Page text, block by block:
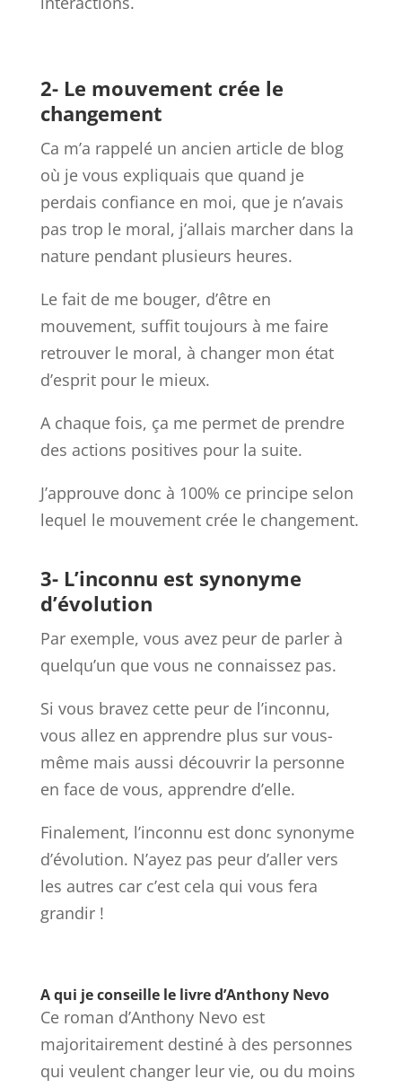
2- Le mouvement crée le
changement
Ca m’a rappelé un ancien article de blog
où je vous expliquais que quand je
perdais confiance en moi, que je n’avais
pas trop le moral, j’allais marcher dans la
nature pendant plusieurs heures.
Le fait de me bouger, d’être en
mouvement, suffit toujours à me faire
retrouver le moral, à changer mon état
d’esprit pour le mieux.
A chaque fois, ça me permet de prendre
des actions positives pour la suite.
J’approuve donc à 100% ce principe selon
lequel le mouvement crée le changement.
3- L’inconnu est synonyme
d’évolution
Par exemple, vous avez peur de parler à
quelqu’un que vous ne connaissez pas.
Si vous bravez cette peur de l’inconnu,
vous allez en apprendre plus sur vous-
même mais aussi découvrir la personne
en face de vous, apprendre d’elle.
Finalement, l’inconnu est donc synonyme
d’évolution. N’ayez pas peur d’aller vers
les autres car c’est cela qui vous fera
grandir !
A qui je conseille le livre d’Anthony Nevo
Ce roman d’Anthony Nevo est
majoritairement destiné à des personnes
qui veulent changer leur vie, ou du moins